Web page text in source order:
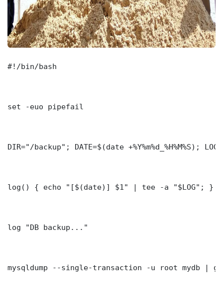
#!/bin/bash
set -euo pipefail
DIR="/backup"; DATE=$(date +%Y%m%d_%H%M%S);
log() { echo "[$(date)] $1" | tee -a "$LOG"; }
log "DB backup..."
mysqldump --single-transaction -u root mydb |